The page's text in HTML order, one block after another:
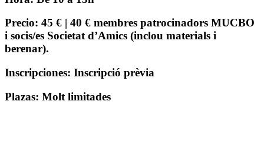
Precio: 45 € | 40 € membres patrocinadors MUCBO
i socis/es Societat d’Amics (inclou materials i
berenar).
Inscripciones: Inscripció prèvia
Plazas: Molt limitades